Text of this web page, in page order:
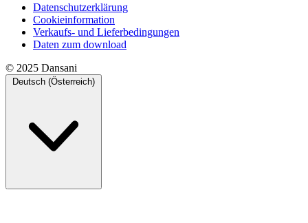
Datenschutzerklärung
Cookieinformation
Verkaufs- und Lieferbedingungen
Daten zum download
© 2025 Dansani
Deutsch (Österreich)